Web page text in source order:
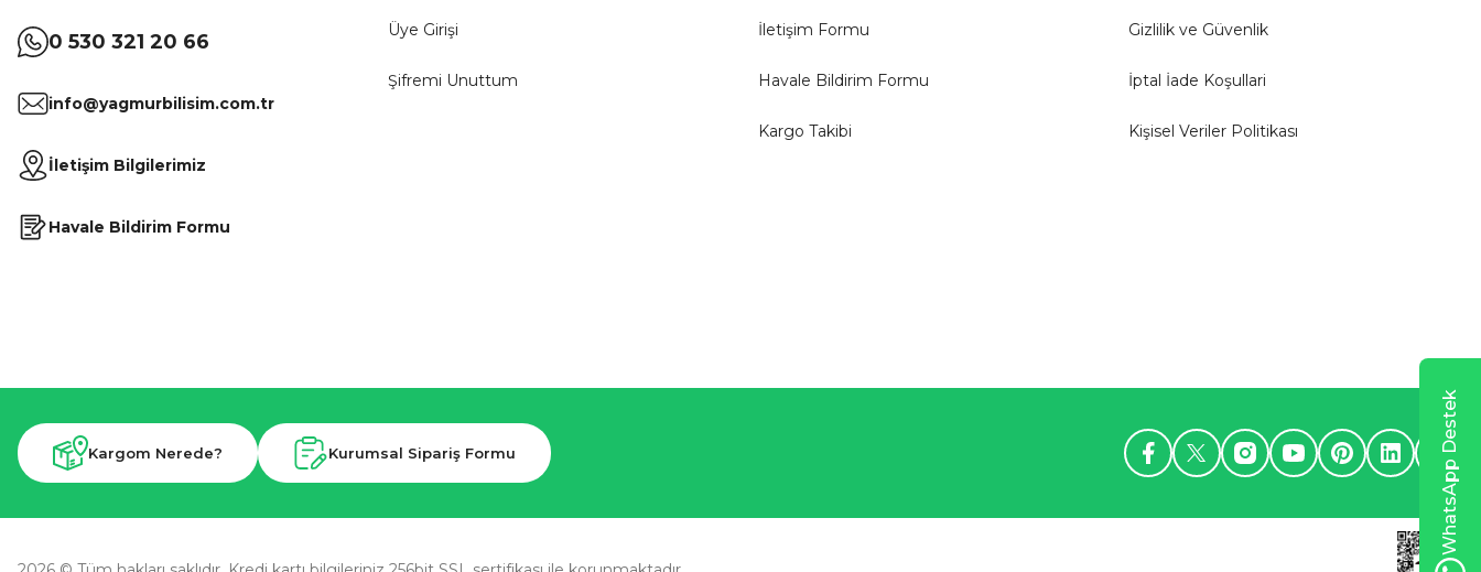
0 530 321 20 66
info@yagmurbilisim.com.tr
İletişim Bilgilerimiz
Havale Bildirim Formu
Üye Girişi
Şifremi Unuttum
İletişim Formu
Havale Bildirim Formu
Kargo Takibi
Gizlilik ve Güvenlik
İptal İade Koşullari
Kişisel Veriler Politikası
Kargom Nerede? Kurumsal Sipariş Formu WhatsApp Destek